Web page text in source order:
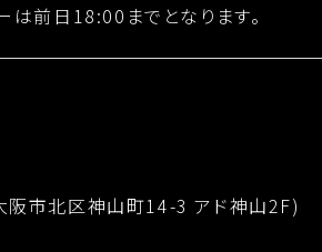
は前日18:00までとなります。
市北区神山町14-3 アド神山2F)